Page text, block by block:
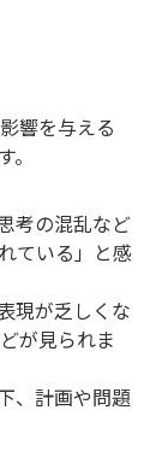
響を与える
考の混乱など
ている」と感
現が乏しくな
が見られま
、計画や問題